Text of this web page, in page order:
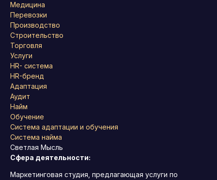
Медицина
Перевозки
Производство
Строительство
Торговля
Услуги
HR- система
HR-бренд
Адаптация
Аудит
Найм
Обучение
Система адаптации и обучения
Система найма
Светлая Мысль
Сфера деятельности:
Маркетинговая студия, предлагающая услуги по